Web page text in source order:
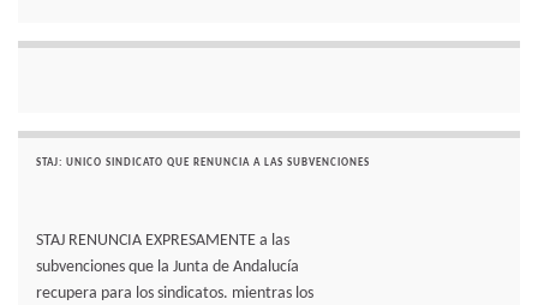
STAJ: UNICO SINDICATO QUE RENUNCIA A LAS SUBVENCIONES
STAJ RENUNCIA EXPRESAMENTE a las
subvenciones que la Junta de Andalucía
recupera para los sindicatos. mientras los